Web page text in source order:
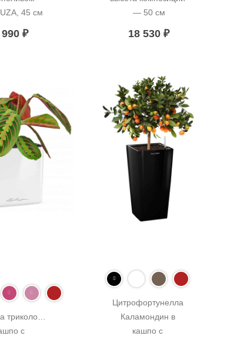
45 см
₽
— 50 см
18 530₽
триколор в
с
Цитрофортунелла
Каламондин в
кашпо с